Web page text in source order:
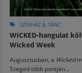
SZÍNHÁZ & TÁNC
WICKED-hangulat
Wicked Week
Augusztusban, a Wicked
Szeged több pontján...